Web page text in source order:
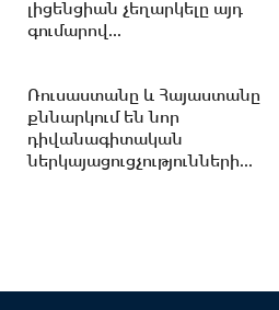
հիվանդության նոր դեպքերի
թիվը կրկնապատկվել...
լիցենցիան չեղարկելը այդ
գումարով...
Ռուսաստանը և Հայաստանը
քննարկում են նոր
դիվանագիտական
ներկայացուցչությունների...